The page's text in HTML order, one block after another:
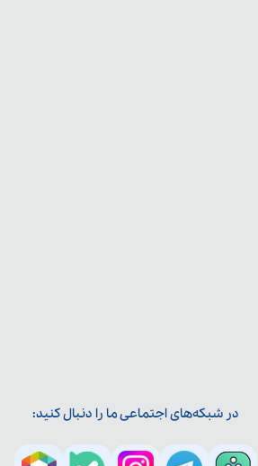
در شبکه‌های اجتماعی ما را دنبال کنید: